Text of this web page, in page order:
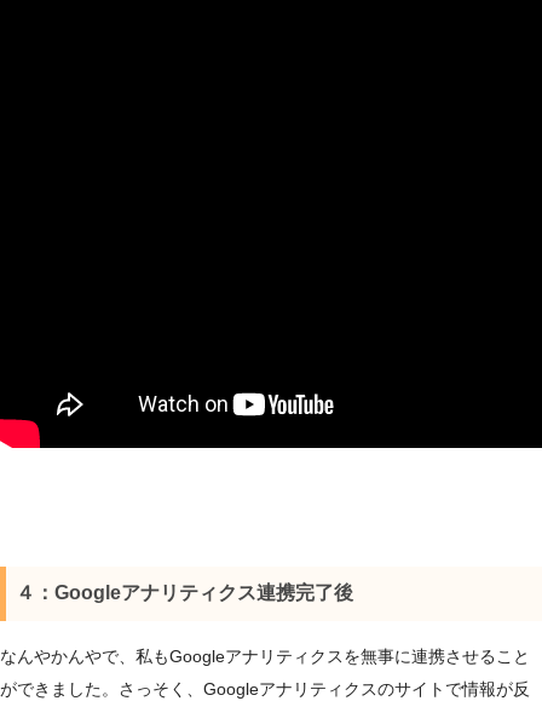
４：Googleアナリティクス連携完了後
なんやかんやで、私もGoogleアナリティクスを無事に連携させること
ができました。さっそく、Googleアナリティクスのサイトで情報が反